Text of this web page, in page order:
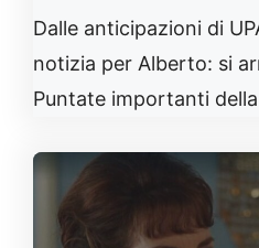
Dalle anticipazioni di
notizia per Alberto: si
Puntate importanti